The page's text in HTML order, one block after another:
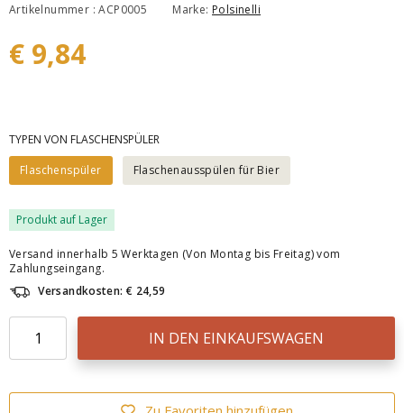
Artikelnummer : ACP0005 Marke: Polsinelli
€ 9,84
TYPEN VON FLASCHENSPÜLER
Flaschenspüler
Flaschenausspülen für Bier
Produkt auf Lager
Versand innerhalb 5 Werktagen (Von Montag bis Freitag) vom
Zahlungseingang.
Versandkosten: € 24,59
IN DEN EINKAUFSWAGEN